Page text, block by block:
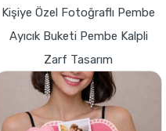
Kişiye Özel Fotoğraflı Pembe
Ayıcık Buketi Pembe Kalpli
Zarf Tasarım